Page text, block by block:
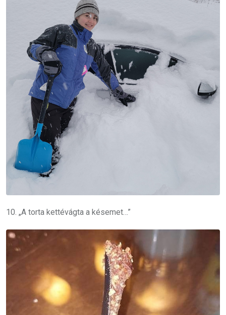
10. „A torta kettévágta a késemet…”